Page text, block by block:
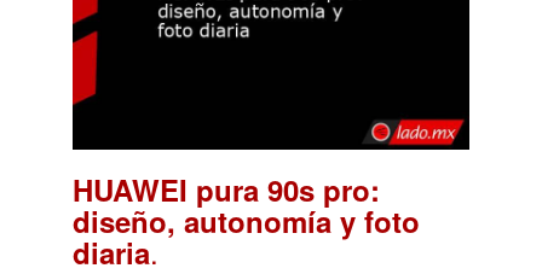
HUAWEI pura 90s pro:
diseño, autonomía y foto
diaria.